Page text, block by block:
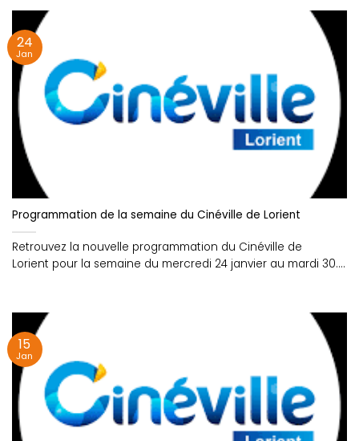
Programmation de la semaine du Cinéville de Lorient
Retrouvez la nouvelle programmation du Cinéville de
Lorient pour la semaine du mercredi 24 janvier au mardi 30....
24
Jan
15
Jan